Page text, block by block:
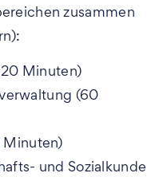
zusammen
Minuten)
(60
und Sozialkunde